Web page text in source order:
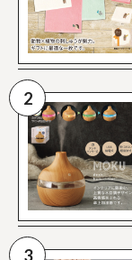
2
3